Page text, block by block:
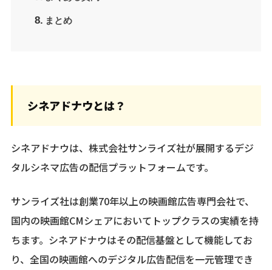
まとめ
シネアドナウとは？
シネアドナウは、株式会社サンライズ社が展開するデジ
タルシネマ広告の配信プラットフォームです。
サンライズ社は創業70年以上の映画館広告専門会社で、
国内の映画館CMシェアにおいてトップクラスの実績を持
ちます。シネアドナウはその配信基盤として機能してお
り、全国の映画館へのデジタル広告配信を一元管理でき